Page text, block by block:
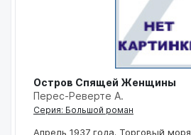
Остров Спящей Женщины
Перес-Реверте А.
Серия: Большой роман
Апрель 1937 года. Торговый